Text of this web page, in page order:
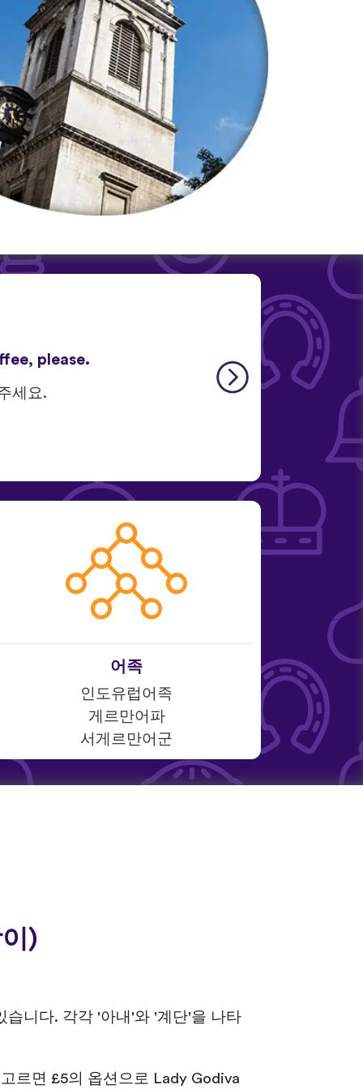
please.
세요.
어족
인도유럽어족
게르만어파
서게르만어군
)
니다. 각각 '아내'와 '계단'을 나타
르면 £5의 옵션으로 Lady Godiva